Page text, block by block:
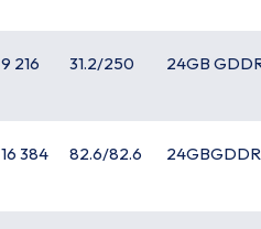
9 216 31.2/250 24GB
16 384 82.6/82.6